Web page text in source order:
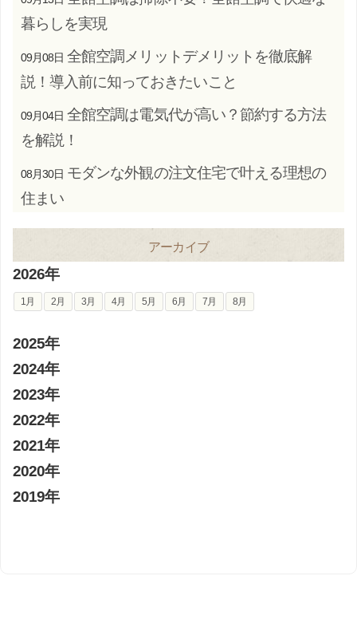
暮らしを実現
09月08日 全館空調メリットデメリットを徹底解
説！導入前に知っておきたいこと
09月04日 全館空調は電気代が高い？節約する方法
を解説！
08月30日 モダンな外観の注文住宅で叶える理想の
住まい
アーカイブ
2026年
1月 2月 3月 4月 5月 6月 7月 8月
2025年
2024年
2023年
2022年
2021年
2020年
2019年